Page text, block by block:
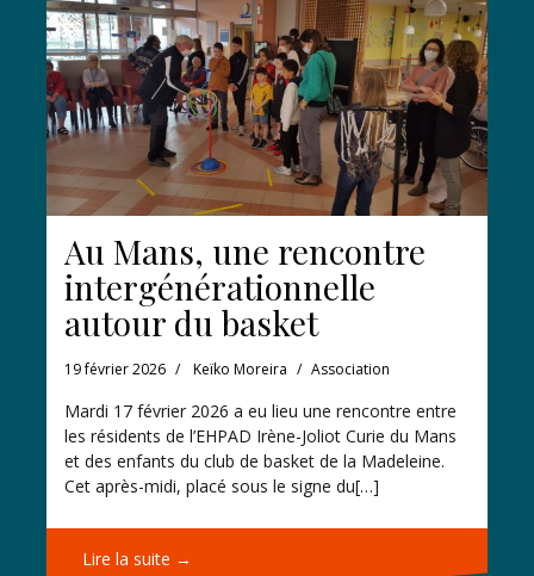
Au Mans, une rencontre
intergénérationnelle
autour du basket
19 février 2026 Keïko Moreira Association
Mardi 17 février 2026 a eu lieu une rencontre entre
les résidents de l’EHPAD Irène-Joliot Curie du Mans
et des enfants du club de basket de la Madeleine.
Cet après-midi, placé sous le signe du[…]
Lire la suite →